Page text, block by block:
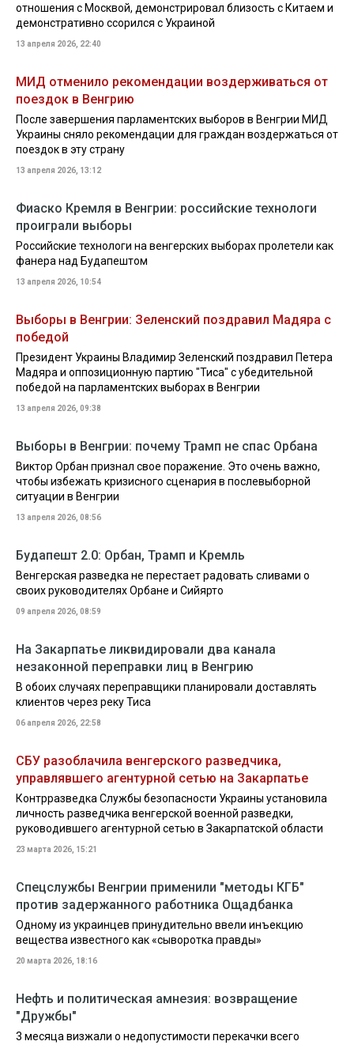
отношения с Москвой, демонстрировал близость с Китаем и
демонстративно ссорился с Украиной
13 апреля 2026, 22:40
МИД отменило рекомендации воздерживаться от
поездок в Венгрию
После завершения парламентских выборов в Венгрии МИД
Украины сняло рекомендации для граждан воздержаться от
поездок в эту страну
13 апреля 2026, 13:12
Фиаско Кремля в Венгрии: российские технологи
проиграли выборы
Российские технологи на венгерских выборах пролетели как
фанера над Будапештом
13 апреля 2026, 10:54
Выборы в Венгрии: Зеленский поздравил Мадяра с
победой
Президент Украины Владимир Зеленский поздравил Петера
Мадяра и оппозиционную партию "Тиса" с убедительной
победой на парламентских выборах в Венгрии
13 апреля 2026, 09:38
Выборы в Венгрии: почему Трамп не спас Орбана
Виктор Орбан признал свое поражение. Это очень важно,
чтобы избежать кризисного сценария в послевыборной
ситуации в Венгрии
13 апреля 2026, 08:56
Будапешт 2.0: Орбан, Трамп и Кремль
Венгерская разведка не перестает радовать сливами о
своих руководителях Орбане и Сийярто
09 апреля 2026, 08:59
На Закарпатье ликвидировали два канала
незаконной переправки лиц в Венгрию
В обоих случаях переправщики планировали доставлять
клиентов через реку Тиса
06 апреля 2026, 22:58
СБУ разоблачила венгерского разведчика,
управлявшего агентурной сетью на Закарпатье
Контрразведка Службы безопасности Украины установила
личность разведчика венгерской военной разведки,
руководившего агентурной сетью в Закарпатской области
23 марта 2026, 15:21
Спецслужбы Венгрии применили "методы КГБ"
против задержанного работника Ощадбанка
Одному из украинцев принудительно ввели инъекцию
вещества известного как «сыворотка правды»
20 марта 2026, 18:16
Нефть и политическая амнезия: возвращение
"Дружбы"
3 месяца визжали о недопустимости перекачки всего